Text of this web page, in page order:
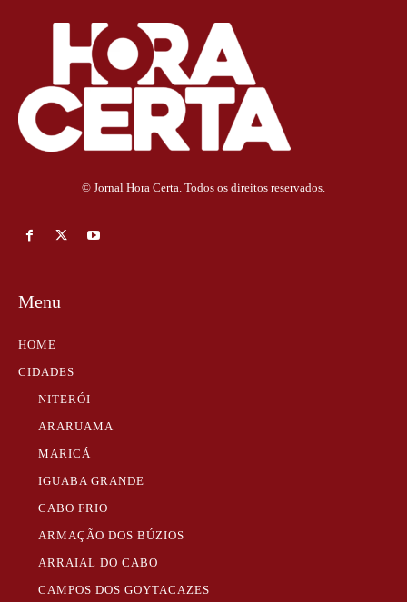
© Jornal Hora Certa. Todos os direitos reservados.
Menu
HOME
CIDADES
NITERÓI
ARARUAMA
MARICÁ
IGUABA GRANDE
CABO FRIO
ARMAÇÃO DOS BÚZIOS
ARRAIAL DO CABO
CAMPOS DOS GOYTACAZES